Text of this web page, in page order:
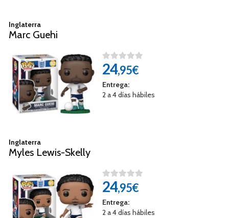
Inglaterra
Marc Guehi
24,95€
Entrega:
2 a 4 días hábiles
Inglaterra
Myles Lewis-Skelly
24,95€
Entrega:
2 a 4 días hábiles